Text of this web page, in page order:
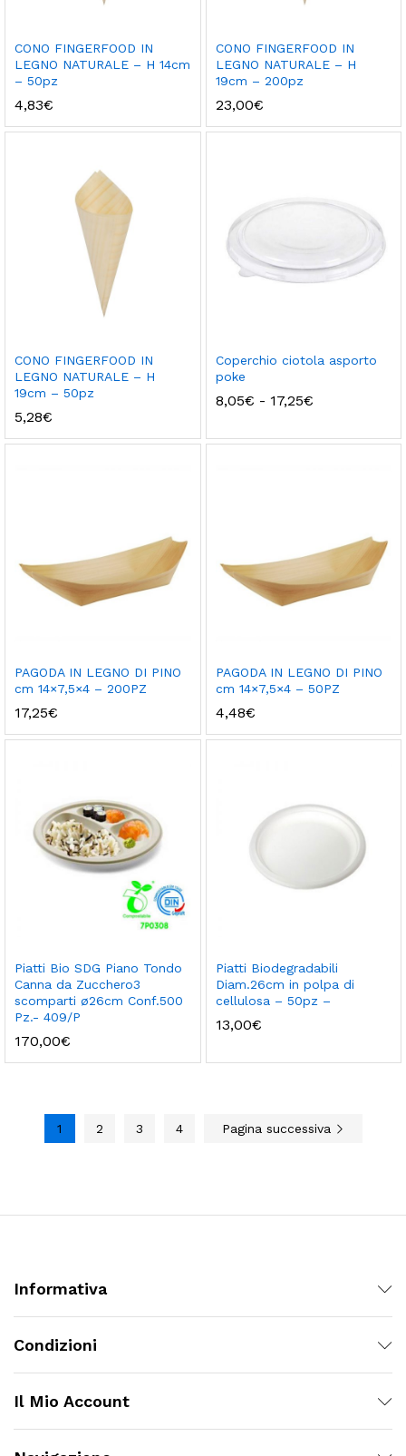
CONO FINGERFOOD IN
LEGNO NATURALE – H 14cm
– 50pz
4,83€
CONO FINGERFOOD IN
LEGNO NATURALE – H
19cm – 200pz
23,00€
CONO FINGERFOOD IN
LEGNO NATURALE – H
19cm – 50pz
5,28€
Coperchio ciotola asporto
poke
8,05€ - 17,25€Fascia
da
PAGODA IN LEGNO DI PINO
cm 14×7,5×4 – 200PZ
17,25€
PAGODA IN LEGNO DI PINO
cm 14×7,5×4 – 50PZ
4,48€
Piatti Bio SDG Piano Tondo
Canna da Zucchero3
scomparti ø26cm Conf.500
Pz.- 409/P
170,00€
Piatti Biodegradabili
Diam.26cm in polpa di
cellulosa – 50pz –
13,00€
1 2 3 4 Pagina successiva
Informativa
Condizioni
Il Mio Account